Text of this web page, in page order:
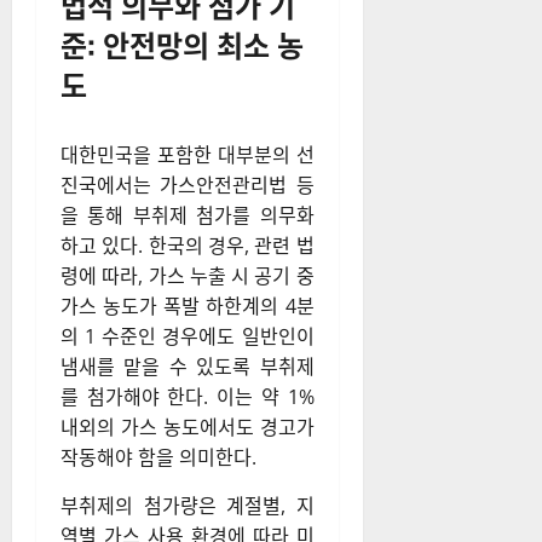
준: 안전망의 최소 농
도
대한민국을 포함한 대부분의 선
진국에서는 가스안전관리법 등
을 통해 부취제 첨가를 의무화
하고 있다. 한국의 경우, 관련 법
령에 따라, 가스 누출 시 공기 중
가스 농도가 폭발 하한계의 4분
의 1 수준인 경우에도 일반인이
냄새를 맡을 수 있도록 부취제
를 첨가해야 한다. 이는 약 1%
내외의 가스 농도에서도 경고가
작동해야 함을 의미한다.
부취제의 첨가량은 계절별, 지
역별 가스 사용 환경에 따라 미